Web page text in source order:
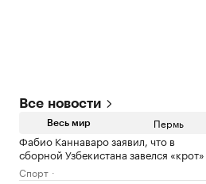
Все новости
Весь мир Пермь
Фабио Каннаваро заявил, что в
сборной Узбекистана завелся «крот»
Спорт